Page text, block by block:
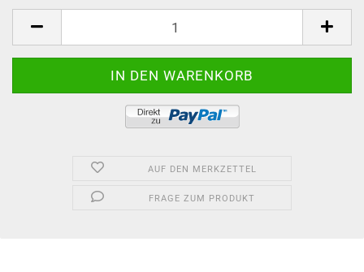
AUF DEN MERKZETTEL
FRAGE ZUM PRODUKT